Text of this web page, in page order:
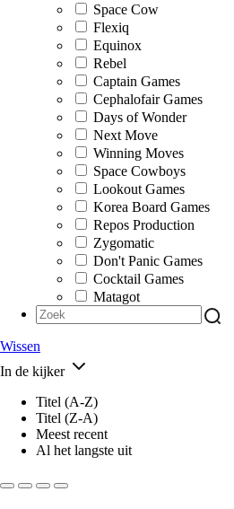
Space Cow
Flexiq
Equinox
Rebel
Captain Games
Cephalofair Games
Days of Wonder
Next Move
Winning Moves
Space Cowboys
Lookout Games
Korea Board Games
Repos Production
Zygomatic
Don't Panic Games
Cocktail Games
Matagot
Wissen
In de kijker
Titel (A-Z)
Titel (Z-A)
Meest recent
Al het langste uit